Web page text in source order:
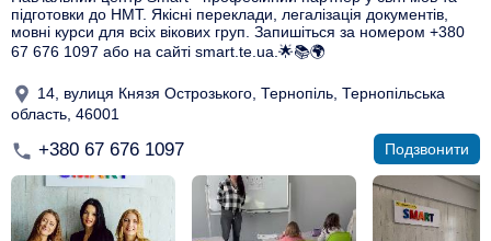
підготовки до НМТ. Якісні переклади, легалізація документів,
мовні курси для всіх вікових груп. Запишіться за номером +380
67 676 1097 або на сайті smart.te.ua.🌟📚🌍
14, вулиця Князя Острозького, Тернопіль, Тернопільська
область, 46001
+380 67 676 1097 Подзвонити